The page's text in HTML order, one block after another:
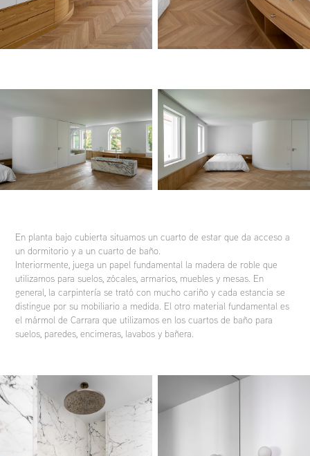
En planta bajo cubierta situamos un cuarto de estar que da acceso a
un dormitorio y a un cuarto de baño.
Interiormente, juega un papel fundamental la madera de roble que
utilizamos para suelos, zócales, armarios, muebles y mesas. En
general, la carpintería se trató con mucho cariño y cada estancia se
distingue por su mobiliario a medida. El otro material fundamental es
el mármol de Carrara que utilizamos en los cuartos de baño para
suelos, paredes, encimeras, lavabos y bañera.